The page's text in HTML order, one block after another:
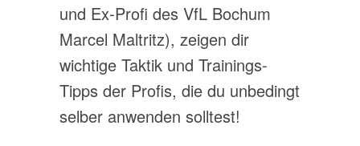
und Ex-Profi des VfL Bochum
Marcel Maltritz), zeigen dir
wichtige Taktik und Trainings-
Tipps der Profis, die du unbedingt
selber anwenden solltest!